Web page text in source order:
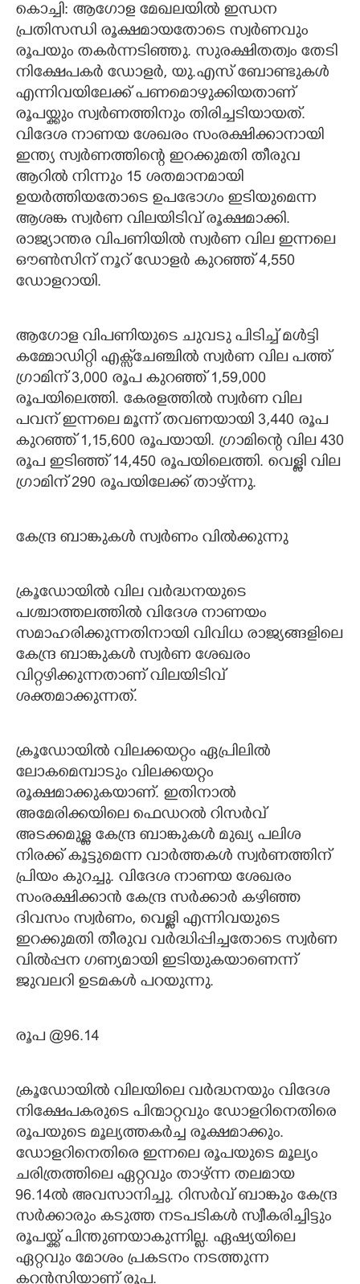
CONTACT US
കൊച്ചി: ആഗോള മേഖലയില്‍ ഇന്ധന
പ്രതിസന്ധി രൂക്ഷമായതോടെ സ്വര്‍ണവും
രൂപയും തകര്‍ന്നടിഞ്ഞു. സുരക്ഷിതത്വം തേടി
നിക്ഷേപകര്‍ ഡോളര്‍, യു.എസ് ബോണ്ടുകള്‍
എന്നിവയിലേക്ക് പണമൊഴുക്കിയതാണ്
രൂപയ്ക്കും സ്വര്‍ണത്തിനും തിരിച്ചടിയായത്.
വിദേശ നാണയ ശേഖരം സംരക്ഷിക്കാനായി
ഇന്ത്യ സ്വര്‍ണത്തിന്റെ ഇറക്കുമതി തീരുവ
ആറില്‍ നിന്നും 15 ശതമാനമായി
ഉയര്‍ത്തിയതോടെ ഉപഭോഗം ഇടിയുമെന്ന
ആശങ്ക സ്വര്‍ണ വിലയിടിവ് രൂക്ഷമാക്കി.
രാജ്യാന്തര വിപണിയില്‍ സ്വര്‍ണ വില ഇന്നലെ
ഔണ്‍സിന് നൂറ് ഡോളര്‍ കുറഞ്ഞ് 4,550
ഡോളറായി.
ആഗോള വിപണിയുടെ ചുവടു പിടിച്ച് മള്‍ട്ടി
കമ്മോഡിറ്റി എക്സ്‌ചേഞ്ചില്‍ സ്വര്‍ണ വില പത്ത്
ഗ്രാമിന് 3,000 രൂപ കുറഞ്ഞ് 1,59,000
രൂപയിലെത്തി. കേരളത്തില്‍ സ്വര്‍ണ വില
പവന് ഇന്നലെ മൂന്ന് തവണയായി 3,440 രൂപ
കുറഞ്ഞ് 1,15,600 രൂപയായി. ഗ്രാമിന്റെ വില 430
രൂപ ഇടിഞ്ഞ് 14,450 രൂപയിലെത്തി. വെള്ളി വില
ഗ്രാമിന് 290 രൂപയിലേക്ക് താഴ്ന്നു.
കേന്ദ്ര ബാങ്കുകള്‍ സ്വര്‍ണം വില്‍ക്കുന്നു
ക്രൂഡോയില്‍ വില വര്‍ദ്ധനയുടെ
പശ്ചാത്തലത്തില്‍ വിദേശ നാണയം
സമാഹരിക്കുന്നതിനായി വിവിധ രാജ്യങ്ങളിലെ
കേന്ദ്ര ബാങ്കുകള്‍ സ്വര്‍ണ ശേഖരം
വിറ്റഴിക്കുന്നതാണ് വിലയിടിവ്
ശക്തമാക്കുന്നത്.
ക്രൂഡോയില്‍ വിലക്കയറ്റം ഏപ്രിലില്‍
ലോകമെമ്പാടും വിലക്കയറ്റം
രൂക്ഷമാക്കുകയാണ്. ഇതിനാല്‍
അമേരിക്കയിലെ ഫെഡറല്‍ റിസര്‍വ്
അടക്കമുള്ള കേന്ദ്ര ബാങ്കുകള്‍ മുഖ്യ പലിശ
നിരക്ക് കൂട്ടുമെന്ന വാര്‍ത്തകള്‍ സ്വര്‍ണത്തിന്
പ്രിയം കുറച്ചു. വിദേശ നാണയ ശേഖരം
സംരക്ഷിക്കാന്‍ കേന്ദ്ര സര്‍ക്കാര്‍ കഴിഞ്ഞ
ദിവസം സ്വര്‍ണം, വെള്ളി എന്നിവയുടെ
ഇറക്കുമതി തീരുവ വര്‍ദ്ധിപ്പിച്ചതോടെ സ്വര്‍ണ
വില്‍പ്പന ഗണ്യമായി ഇടിയുകയാണെന്ന്
ജുവലറി ഉടമകള്‍ പറയുന്നു.
രൂപ @96.14
ക്രൂഡോയില്‍ വിലയിലെ വര്‍ദ്ധനയും വിദേശ
നിക്ഷേപകരുടെ പിന്മാറ്റവും ഡോളറിനെതിരെ
രൂപയുടെ മൂല്യത്തകര്‍ച്ച രൂക്ഷമാക്കും.
ഡോളറിനെതിരെ ഇന്നലെ രൂപയുടെ മൂല്യം
ചരിത്രത്തിലെ ഏറ്റവും താഴ്ന്ന തലമായ
96.14ല്‍ അവസാനിച്ചു. റിസര്‍വ് ബാങ്കും കേന്ദ്ര
സര്‍ക്കാരും കടുത്ത നടപടികള്‍ സ്വീകരിച്ചിട്ടും
രൂപയ്ക്ക് പിന്തുണയാകുന്നില്ല. ഏഷ്യയിലെ
ഏറ്റവും മോശം പ്രകടനം നടത്തുന്ന